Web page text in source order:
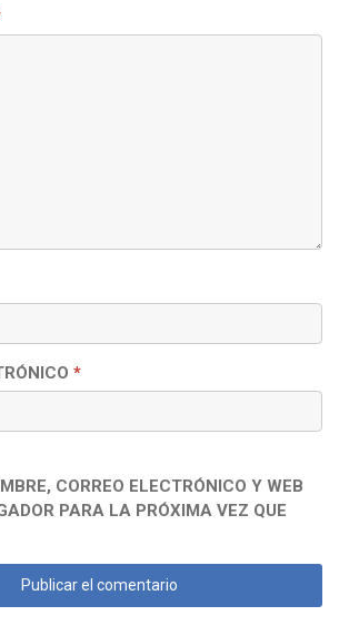
*
CORREO ELECTRÓNICO Y WEB
PARA LA PRÓXIMA VEZ QUE